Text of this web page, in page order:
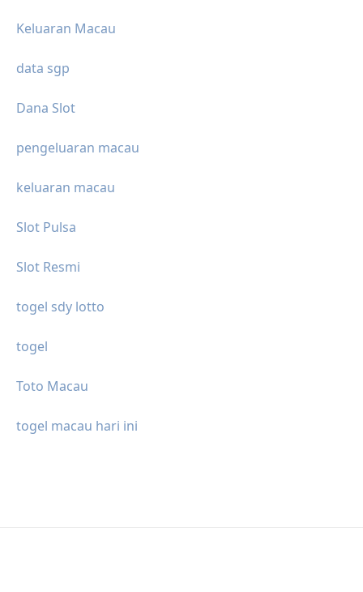
Keluaran Macau
data sgp
Dana Slot
pengeluaran macau
keluaran macau
Slot Pulsa
Slot Resmi
togel sdy lotto
togel
Toto Macau
togel macau hari ini